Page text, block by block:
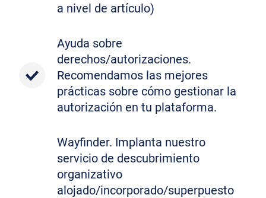
a nivel de artículo)
Ayuda sobre
derechos/autorizaciones.
Recomendamos las mejores
prácticas sobre cómo gestionar la
autorización en tu plataforma.
Wayfinder. Implanta nuestro
servicio de descubrimiento
organizativo
alojado/incorporado/superpuesto